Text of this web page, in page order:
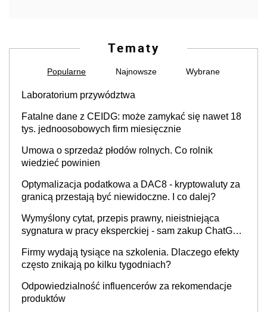
Tematy
Popularne Najnowsze Wybrane
Laboratorium przywództwa
Fatalne dane z CEIDG: może zamykać się nawet 18
tys. jednoosobowych firm miesięcznie
Umowa o sprzedaż płodów rolnych. Co rolnik
wiedzieć powinien
Optymalizacja podatkowa a DAC8 - kryptowaluty za
granicą przestają być niewidoczne. I co dalej?
Wymyślony cytat, przepis prawny, nieistniejąca
sygnatura w pracy eksperckiej - sam zakup ChatGPT
Firmy wydają tysiące na szkolenia. Dlaczego efekty
często znikają po kilku tygodniach?
Odpowiedzialność influencerów za rekomendacje
produktów